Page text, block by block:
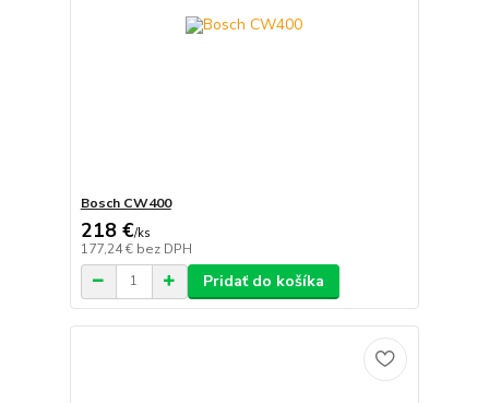
Bosch CW400
218 €/ks
177,24 € bez DPH
Pridať do košíka